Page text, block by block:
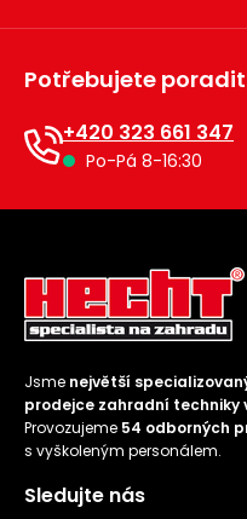
Potřebujete
+420 323 661 347
Po-Pá 8-16:30
Jsme největší
prodejce zahradní techniky
Provozujeme 54 odborných
s vyškoleným personálem.
Sledujte nás